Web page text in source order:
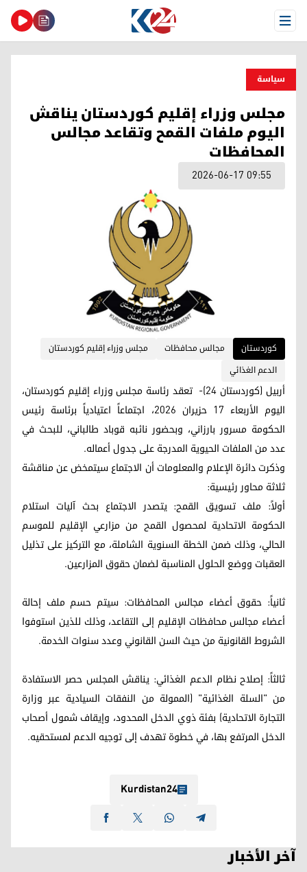
Open Menu
سیاسة
مجلس وزراء إقليم كوردستان يناقش
اليوم ملفات القمح وتقاعد مجالس
المحافظات
2026-06-17 09:55
کوردستان مجالس محافظات
مجلس وزراء إقليم كوردستان
الدعم الغذائي
أربيل (كوردستان 24)- تعقد رئاسة مجلس وزراء إقليم كوردستان،
اليوم الأربعاء 17 حزيران 2026، اجتماعاً اعتيادياً برئاسة رئيس
الحكومة مسرور بارزاني، وبحضور نائبه قوباد طالباني، للبحث في
عدد من الملفات الحيوية المدرجة على جدول أعماله.
وذكرت دائرة الإعلام والمعلومات أن الاجتماع سيتمخض عن مناقشة
ثلاثة محاور رئيسية:
أولاً: ملف تسويق القمح: يتصدر الاجتماع بحث آليات استلام
الحكومة الاتحادية لمحصول القمح من مزارعي الإقليم للموسم
الحالي، وذلك ضمن الخطة السنوية الشاملة، مع التركيز على تذليل
العقبات ووضع الحلول المناسبة لضمان حقوق المزارعين.
ثانياً: حقوق أعضاء مجالس المحافظات: سيتم حسم ملف إحالة
أعضاء مجالس محافظات الإقليم إلى التقاعد، وذلك للذين استوفوا
الشروط القانونية من حيث السن القانوني وعدد سنوات الخدمة.
ثالثاً: إصلاح نظام الدعم الغذائي: يناقش المجلس حصر الاستفادة
من "السلة الغذائية" (الممولة من النفقات السيادية عبر وزارة
التجارة الاتحادية) بفئة ذوي الدخل المحدود، وإيقاف شمول أصحاب
الدخل المرتفع بها، في خطوة تهدف إلى توجيه الدعم لمستحقيه.
Kurdistan24
آخر الأخبار